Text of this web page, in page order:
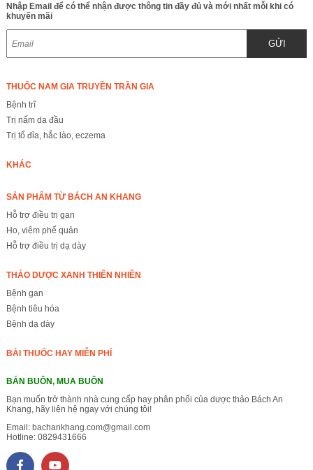
Nhập Email để có thể nhận được thông tin đầy đủ và mới nhất mỗi khi có
khuyến mãi
GỬI
THUỐC NAM GIA TRUYỀN TRẦN GIA
Bệnh trĩ
Trị nấm da đầu
Trị tổ đỉa, hắc lào, eczema
KHÁC
SẢN PHẨM TỪ BÁCH AN KHANG
Hỗ trợ điều trị gan
Ho, viêm phế quản
Hỗ trợ điều trị dạ dày
THẢO DƯỢC XANH THIÊN NHIÊN
Bệnh gan
Bệnh tiêu hóa
Bệnh dạ dày
BÀI THUỐC HAY MIỄN PHÍ
BÁN BUÔN, MUA BUÔN
Bạn muốn trở thành nhà cung cấp hay phân phối của dược thảo Bách An
Khang, hãy liên hệ ngay với chúng tôi!
Email: bachankhang.com@gmail.com
Hotline: 0829431666